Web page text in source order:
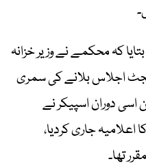
کہ محکمے نے وزیر خزانہ
15 جون کو بجٹ اجلاس بلانے کی سمری
اسی دوران اسپیکر نے
کا اعلامیہ جاری کردیا،